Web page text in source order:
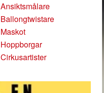
Ansiktsmålare
Ballongtwistare
Maskot
Hoppborgar
Cirkusartister